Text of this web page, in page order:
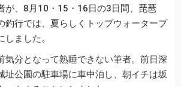
が、8月10・15・16日の3日間、琵琶
釣行では、夏らしくトップウォータープ
ました。
気分となって熟睡できない筆者。前日深
址公園の駐車場に車中泊し、朝イチは坂